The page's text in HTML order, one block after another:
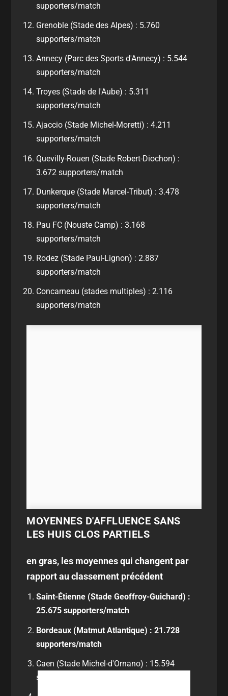
supporters/match
Grenoble (Stade des Alpes) : 5.760
supporters/match
Annecy (Parc des Sports d'Annecy) : 5.544
supporters/match
Troyes (Stade de l'Aube) : 5.311
supporters/match
Ajaccio (Stade Michel-Moretti) : 4.211
supporters/match
Quevilly-Rouen (Stade Robert-Diochon) :
3.672 supporters/match
Dunkerque (Stade Marcel-Tribut) : 3.478
supporters/match
Pau FC (Nouste Camp) : 3.168
supporters/match
Rodez (Stade Paul-Lignon) : 2.887
supporters/match
Concarneau (stades multiples) : 2.116
supporters/match
MOYENNES D'AFFLUENCE SANS
LES HUIS CLOS PARTIELS
en gras, les moyennes qui changent par
rapport au classement précédent
Saint-Étienne (Stade Geoffroy-Guichard) :
25.675 supporters/match
Bordeaux (Matmut Atlantique) : 21.728
supporters/match
Caen (Stade Michel-d'Ornano) : 15.594
supporters/match